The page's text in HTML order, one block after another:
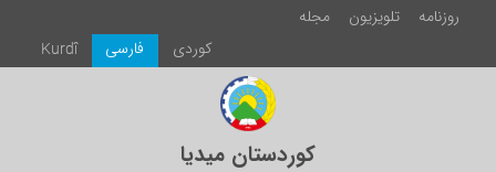
روزنامە تلویزیون
مجلە
Kurdî
فارسی كوردی
کوردستان میدیا